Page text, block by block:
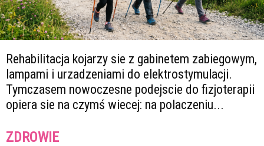
Rehabilitacja kojarzy sie z gabinetem zabiegowym,
lampami i urzadzeniami do elektrostymulacji.
Tymczasem nowoczesne podejscie do fizjoterapii
opiera sie na czymś wiecej: na polaczeniu...
ZDROWIE